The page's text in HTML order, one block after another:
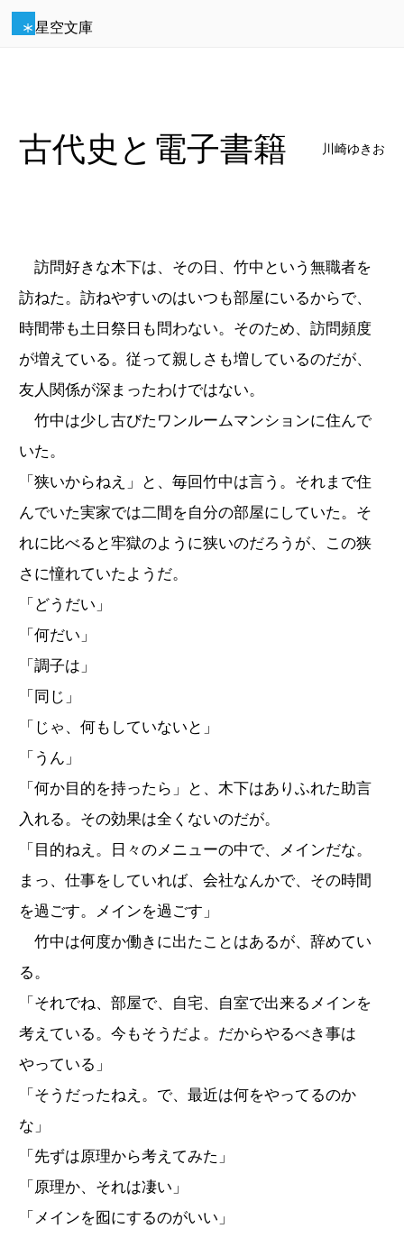
星空文庫
古代史と電子書籍 川崎ゆきお
訪問好きな木下は、その日、竹中という無職者を
訪ねた。訪ねやすいのはいつも部屋にいるからで、
時間帯も土日祭日も問わない。そのため、訪問頻度
が増えている。従って親しさも増しているのだが、
友人関係が深まったわけではない。
竹中は少し古びたワンルームマンションに住んで
いた。
「狭いからねえ」と、毎回竹中は言う。それまで住
んでいた実家では二間を自分の部屋にしていた。そ
れに比べると牢獄のように狭いのだろうが、この狭
さに憧れていたようだ。
「どうだい」
「何だい」
「調子は」
「同じ」
「じゃ、何もしていないと」
「うん」
「何か目的を持ったら」と、木下はありふれた助言
入れる。その効果は全くないのだが。
「目的ねえ。日々のメニューの中で、メインだな。
まっ、仕事をしていれば、会社なんかで、その時間
を過ごす。メインを過ごす」
竹中は何度か働きに出たことはあるが、辞めてい
る。
「それでね、部屋で、自宅、自室で出来るメインを
考えている。今もそうだよ。だからやるべき事は
やっている」
「そうだったねえ。で、最近は何をやってるのか
な」
「先ずは原理から考えてみた」
「原理か、それは凄い」
「メインを囮にするのがいい」